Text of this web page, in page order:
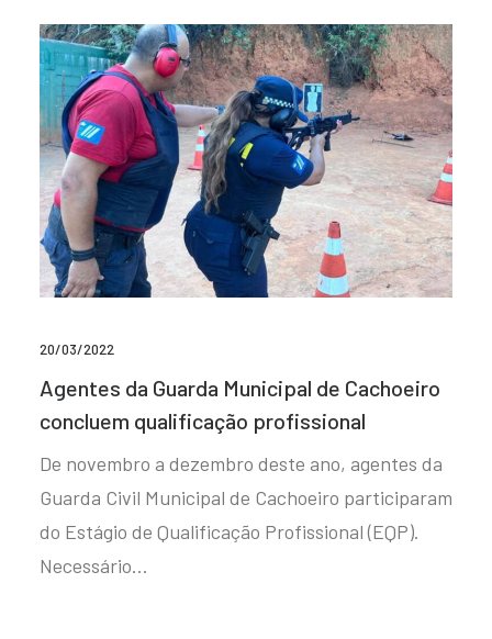
20/03/2022
Agentes da Guarda Municipal de Cachoeiro
concluem qualificação profissional
De novembro a dezembro deste ano, agentes da
Guarda Civil Municipal de Cachoeiro participaram
do Estágio de Qualificação Profissional (EQP).
Necessário…